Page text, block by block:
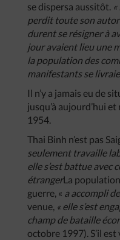
se dispersa aussitôt. «
perdit touteson
durentserésignerà
jouravaient lieu une
lapopulation des
manifestantsse
Il n’y a jamais eu de
jusqu’à aujourd’hui
1954.
Thai Binh n’est pas
seulement travaille
elles’estbattueavec
étrangerLa
guerre, « aaccomplide
venue, «elles’est
champdebataille
octobre 1997). S’il